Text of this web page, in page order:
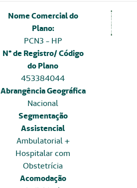
Nome Comercial do
Plano:
PCN3 - HP
N° de Registro/ Código
do Plano
453384044
Abrangência Geográfica
Nacional
Segmentação
Assistencial
Ambulatorial +
Hospitalar com
Obstetrícia
Acomodação